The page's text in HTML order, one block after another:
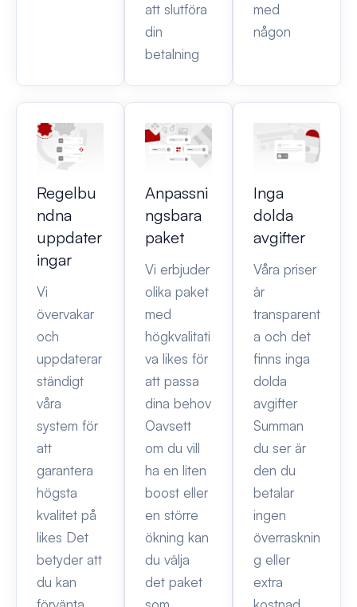
att slutföra
din
betalning
med
någon
Regelbu
ndna
uppdater
ingar
Vi
övervakar
och
uppdaterar
ständigt
våra
system för
att
garantera
högsta
kvalitet på
likes Det
betyder att
du kan
Anpassni
ngsbara
paket
Vi erbjuder
olika paket
med
högkvalitati
va likes för
att passa
dina behov
Oavsett
om du vill
ha en liten
boost eller
en större
ökning kan
du välja
det paket
Inga
dolda
avgifter
Våra priser
är
transparent
a och det
finns inga
dolda
avgifter
Summan
du ser är
den du
betalar
ingen
överrasknin
g eller
extra